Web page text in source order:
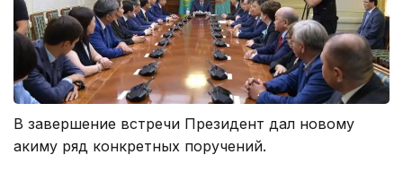
В завершение встречи Президент дал новому
акиму ряд конкретных поручений.